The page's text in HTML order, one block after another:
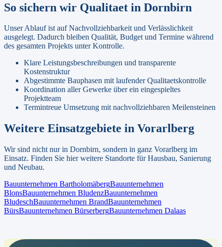
So sichern wir Qualitaet in Dornbirn
Unser Ablauf ist auf Nachvollziehbarkeit und Verlässlichkeit
ausgelegt. Dadurch bleiben Qualität, Budget und Termine während
des gesamten Projekts unter Kontrolle.
Klare Leistungsbeschreibungen und transparente
Kostenstruktur
Abgestimmte Bauphasen mit laufender Qualitaetskontrolle
Koordination aller Gewerke über ein eingespieltes
Projektteam
Termintreue Umsetzung mit nachvollziehbaren Meilensteinen
Weitere Einsatzgebiete in Vorarlberg
Wir sind nicht nur in Dornbirn, sondern in ganz Vorarlberg im
Einsatz. Finden Sie hier weitere Standorte für Hausbau, Sanierung
und Neubau.
Bauunternehmen BartholomäbergBauunternehmen
BlonsBauunternehmen BludenzBauunternehmen
BludeschBauunternehmen BrandBauunternehmen
BürsBauunternehmen BürserbergBauunternehmen Dalaas